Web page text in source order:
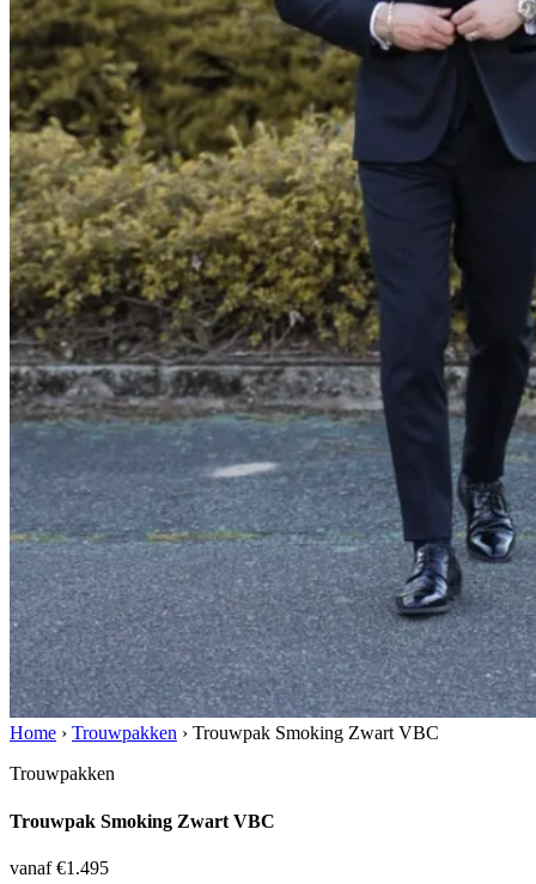
Home › Trouwpakken › Trouwpak Smoking Zwart VBC
Trouwpakken
Trouwpak Smoking Zwart VBC
vanaf €1.495